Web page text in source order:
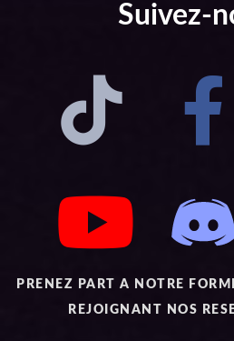
Suivez-
PRENEZ PART A NOTRE
REJOIGNANT NOS